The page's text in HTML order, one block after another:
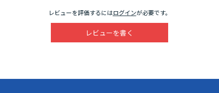
第1節 工程管理の基本
第2節 工程表による進捗管理
レビューを評価するにはログインが必要です。
レビューを書く